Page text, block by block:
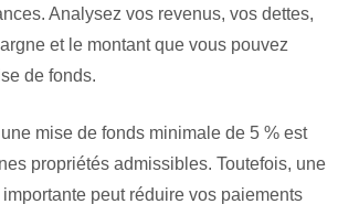
Analysez vos revenus, vos dettes,
et le montant que vous pouvez
de fonds.
mise de fonds minimale de 5 % est
propriétés admissibles. Toutefois, une
peut réduire vos paiements